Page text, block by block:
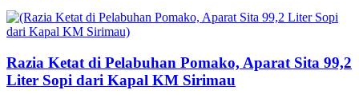
Razia Ketat di Pelabuhan Pomako, Aparat Sita 99,2
Liter Sopi dari Kapal KM Sirimau